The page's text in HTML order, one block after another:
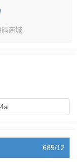
商城
685/12